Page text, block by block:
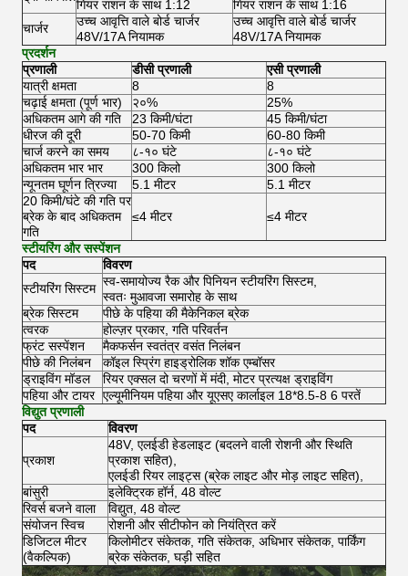
गियर राशन के साथ 1:12
गियर राशन के साथ 1:16
चार्जर
उच्च आवृत्ति वाले बोर्ड चार्जर
48V/17A नियामक
उच्च आवृत्ति वाले बोर्ड चार्जर
48V/17A नियामक
प्रदर्शन
प्रणाली
डीसी प्रणाली
एसी प्रणाली
यात्री क्षमता
8
8
चढ़ाई क्षमता (पूर्ण भार)
२०%
25%
अधिकतम आगे की गति
23 किमी/घंटा
45 किमी/घंटा
धीरज की दूरी
50-70 किमी
60-80 किमी
चार्ज करने का समय
८-१० घंटे
८-१० घंटे
अधिकतम भार भार
300 किलो
300 किलो
न्यूनतम घूर्णन त्रिज्या
5.1 मीटर
5.1 मीटर
20 किमी/घंटे की गति पर
ब्रेक के बाद अधिकतम
गति
≤4 मीटर ≤4 मीटर
स्टीयरिंग और सस्पेंशन
पद
विवरण
स्टीयरिंग सिस्टम स्व-समायोज्य रैक और पिनियन स्टीयरिंग सिस्टम,
स्वतः मुआवजा समारोह के साथ
ब्रेक सिस्टम
पीछे के पहिया की मैकेनिकल ब्रेक
त्वरक
होल्ज़र प्रकार, गति परिवर्तन
फ्रंट सस्पेंशन
मैकफर्सन स्वतंत्र वसंत निलंबन
पीछे की निलंबन
कॉइल स्प्रिंग हाइड्रोलिक शॉक एम्बॉसर
ड्राइविंग मॉडल
रियर एक्सल दो चरणों में मंदी, मोटर प्रत्यक्ष ड्राइविंग
पहिया और टायर एल्यूमीनियम पहिया और यूएसए कार्लाइल 18*8.5-8 6 परतें
विद्युत प्रणाली
पद
विवरण
प्रकाश
48V, एलईडी हेडलाइट (बदलने वाली रोशनी और स्थिति
प्रकाश सहित),
एलईडी रियर लाइट्स (ब्रेक लाइट और मोड़ लाइट सहित),
बांसुरी
इलेक्ट्रिक हॉर्न, 48 वोल्ट
रिवर्स बजने वाला
विद्युत, 48 वोल्ट
संयोजन स्विच
रोशनी और सीटीफोन को नियंत्रित करें
डिजिटल मीटर
(वैकल्पिक)
किलोमीटर संकेतक, गति संकेतक, अधिभार संकेतक, पार्किंग
ब्रेक संकेतक, घड़ी सहित